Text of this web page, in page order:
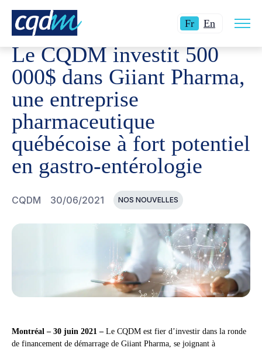
FrLangue
:
Français.
En Switch
to
English.
la
site
CQDM NOUVELLES ET ÉVÉNEMENTS LE CQDM
Le CQDM investit 500
000$ dans Giiant Pharma,
une entreprise
pharmaceutique
québécoise à fort potentiel
en gastro-entérologie
CQDM 30/06/2021 NOS NOUVELLES
Montréal – 30 juin 2021 – Le CQDM est fier d’investir dans la ronde
de financement de démarrage de Giiant Pharma, se joignant à